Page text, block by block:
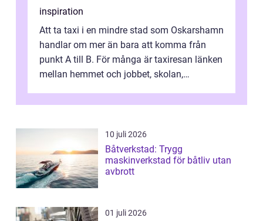
inspiration
Att ta taxi i en mindre stad som Oskarshamn
handlar om mer än bara att komma från
punkt A till B. För många är taxiresan länken
mellan hemmet och jobbet, skolan,
10 juli 2026
Båtverkstad: Trygg
maskinverkstad för båtliv utan
avbrott
01 juli 2026